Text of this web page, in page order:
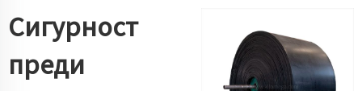
Сигурност
преди